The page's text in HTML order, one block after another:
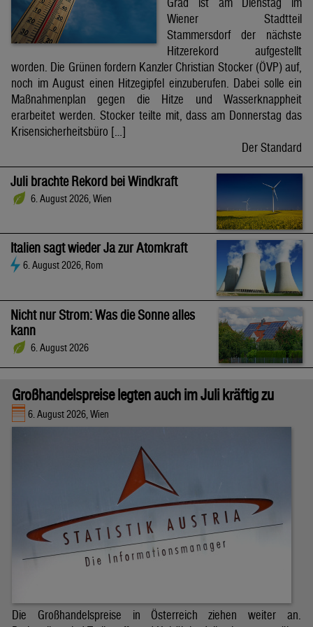
Wiener Stadtteil
Stammersdorf der nächste
Hitzerekord aufgestellt
worden. Die Grünen fordern Kanzler Christian Stocker (ÖVP) auf,
noch im August einen Hitzegipfel einzuberufen. Dabei solle ein
Maßnahmenplan gegen die Hitze und Wasserknappheit
erarbeitet werden. Stocker teilte mit, dass am Donnerstag das
Krisensicherheitsbüro […]
Der Standard
Juli brachte Rekord bei Windkraft
6. August 2026, Wien
Italien sagt wieder Ja zur Atomkraft
6. August 2026, Rom
Nicht nur Strom: Was die Sonne alles
kann
6. August 2026
Großhandelspreise legten auch im Juli kräftig zu
6. August 2026, Wien
Die Großhandelspreise in Österreich ziehen weiter an.